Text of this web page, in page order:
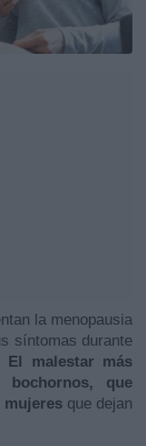
la menopausia
síntomas durante
El malestar más
que
mujeres que dejan